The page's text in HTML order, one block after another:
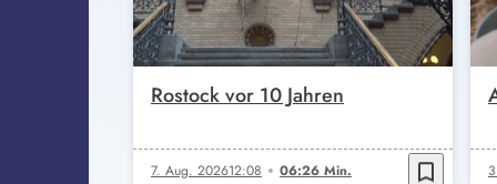
Rostock vor 10 Jahren
7. Aug. 202612:08 06:26 Min. bookmark_border